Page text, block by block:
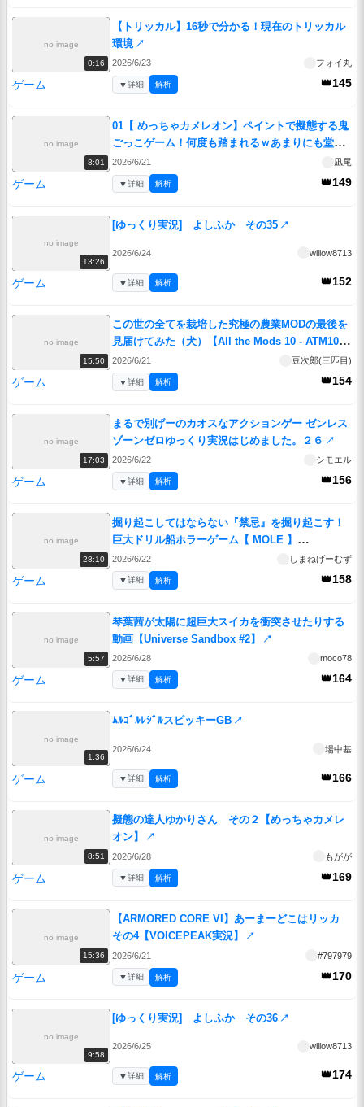
no image
0:16
【トリッカル】16秒で分かる！現在のトリッカル
環境 ↗
2026/6/23 フォイ丸
ゲーム 👑145
▼詳細 解析
no image
8:01
01【 めっちゃカメレオン】ペイントで擬態する鬼
ごっこゲーム！何度も踏まれるｗあまりにも堂々
とした擬態編【 voiceroid実況 ゆっくり実況】↗
2026/6/21 凪尾
ゲーム 👑149
▼詳細 解析
no image
13:26
[ゆっくり実況] よしふか その35 ↗
2026/6/24 willow8713
ゲーム 👑152
▼詳細 解析
no image
15:50
この世の全てを栽培した究極の農業MODの最後を
見届けてみた（犬）【All the Mods 10 - ATM10】
＃50↗
2026/6/21 豆次郎(三匹目)
ゲーム 👑154
▼詳細 解析
no image
17:03
まるで別げーのカオスなアクションゲー ゼンレス
ゾーンゼロゆっくり実況はじめました。２６ ↗
2026/6/22 シモエル
ゲーム 👑156
▼詳細 解析
no image
28:10
掘り起こしてはならない『禁忌』を掘り起こす！
巨大ドリル船ホラーゲーム【 MOLE 】
_#4_END『VOICEROID実況/重音テト・宮舞モ
カ』↗
2026/6/22 しまねげーむず
ゲーム 👑158
▼詳細 解析
no image
5:57
琴葉茜が太陽に超巨大スイカを衝突させたりする
動画【Universe Sandbox #2】
↗
2026/6/28 moco78
ゲーム 👑164
▼詳細 解析
no image
1:36
ﾑﾙｺﾞﾙﾚｼﾞﾙスピッキーGB ↗
2026/6/24 場中基
ゲーム 👑166
▼詳細 解析
no image
8:51
擬態の達人ゆかりさん その２【めっちゃカメレ
オン】
↗
2026/6/28 もがが
ゲーム 👑169
▼詳細 解析
no image
15:36
【ARMORED CORE VI】あーまーどこはリッカ
その4【VOICEPEAK実況】
↗
2026/6/21 #797979
ゲーム 👑170
▼詳細 解析
no image
9:58
[ゆっくり実況] よしふか その36 ↗
2026/6/25 willow8713
ゲーム 👑174
▼詳細 解析